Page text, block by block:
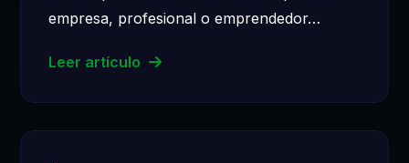
empresa, profesional o emprendedor…
Leer artículo